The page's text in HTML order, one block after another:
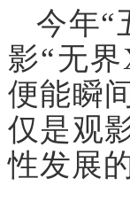
今年“
影“无
便能瞬
仅是观
性发展